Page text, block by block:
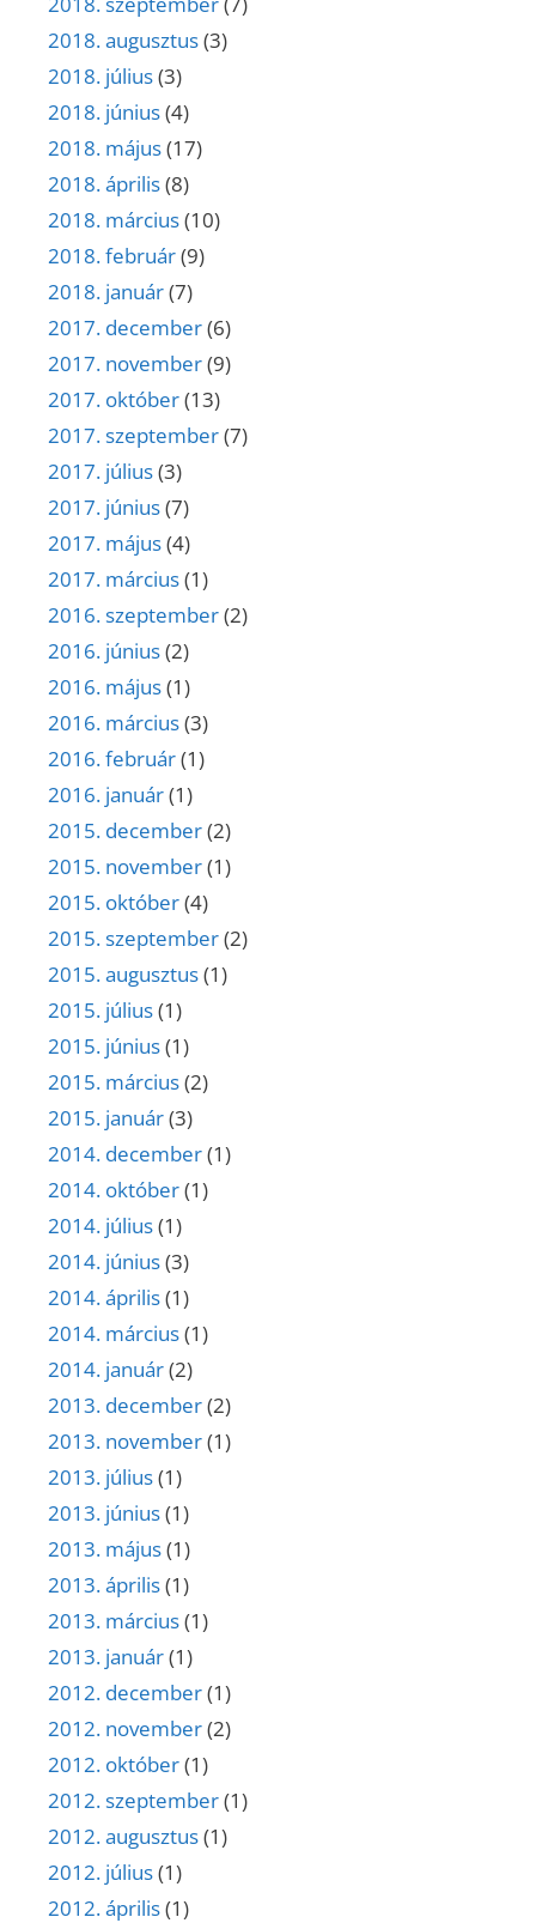
2018. augusztus(3)
2018. július(3)
2018. június(4)
2018. május(17)
2018. április(8)
2018. március(10)
2018. február(9)
2018. január(7)
2017. december(6)
2017. november(9)
2017. október(13)
2017. szeptember(7)
2017. július(3)
2017. június(7)
2017. május(4)
2017. március(1)
2016. szeptember(2)
2016. június(2)
2016. május(1)
2016. március(3)
2016. február(1)
2016. január(1)
2015. december(2)
2015. november(1)
2015. október(4)
2015. szeptember(2)
2015. augusztus(1)
2015. július(1)
2015. június(1)
2015. március(2)
2015. január(3)
2014. december(1)
2014. október(1)
2014. július(1)
2014. június(3)
2014. április(1)
2014. március(1)
2014. január(2)
2013. december(2)
2013. november(1)
2013. július(1)
2013. június(1)
2013. május(1)
2013. április(1)
2013. március(1)
2013. január(1)
2012. december(1)
2012. november(2)
2012. október(1)
2012. szeptember(1)
2012. augusztus(1)
2012. július(1)
2012. április(1)